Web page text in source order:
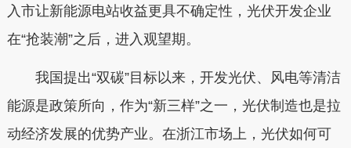
入市让新能源电站收益更具不确定性，光伏开发企业
在“抢装潮”之后，进入观望期。
我国提出“双碳”目标以来，开发光伏、风电等清洁
能源是政策所向，作为“新三样”之一，光伏制造也是拉
动经济发展的优势产业。在浙江市场上，光伏如何可